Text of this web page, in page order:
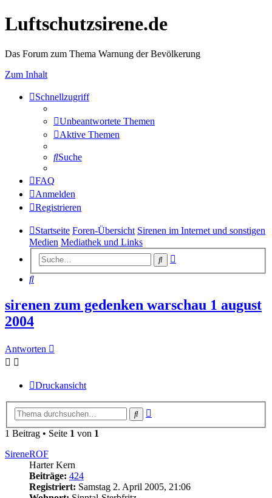
Luftschutzsirene.de
Das Forum zum Thema Warnung der Bevölkerung
Zum Inhalt
Schnellzugriff
Unbeantwortete Themen
Aktive Themen
Suche
FAQ
Anmelden
Registrieren
Startseite Foren-Übersicht Sirenen im Internet und sonstigen
Medien Mediathek und Links
Suche
Suche
sirenen zum gedenken warschau 1 august
2004
Antworten
Druckansicht
Suche
1 Beitrag • Seite 1 von 1
SireneROF
Harter Kern
Beiträge: 424
Registriert: Samstag 2. April 2005, 21:06